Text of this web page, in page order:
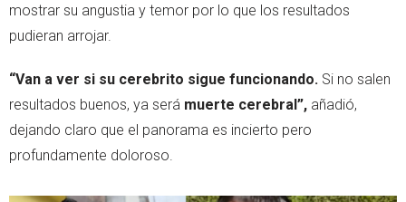
mostrar su angustia y temor por lo que los resultados
pudieran arrojar.
“Van a ver si su cerebrito sigue funcionando. Si no salen
resultados buenos, ya será muerte cerebral”, añadió,
dejando claro que el panorama es incierto pero
profundamente doloroso.